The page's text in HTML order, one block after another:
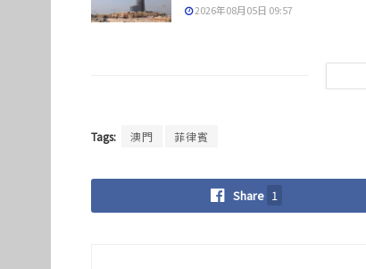
2026年08月05日 09:57
Tags: 澳門 菲律賓
Share 1